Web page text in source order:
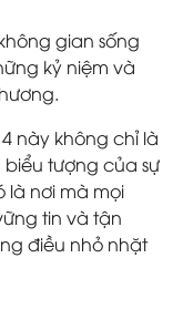
gian sống
kỷ niệm và
này không chỉ là
biểu tượng của sự
là nơi mà mọi
tin và tận
điều nhỏ nhặt